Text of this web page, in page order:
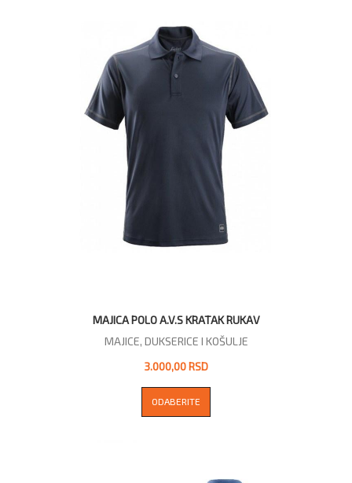
MAJICA POLO A.V.S KRATAK RUKAV
MAJICE, DUKSERICE I KOŠULJE
3.000,00 RSD
ODABERITE